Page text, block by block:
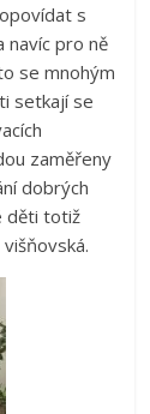
s
navíc pro ně
se mnohým
setkají se
zaměřeny
dobrých
děti totiž